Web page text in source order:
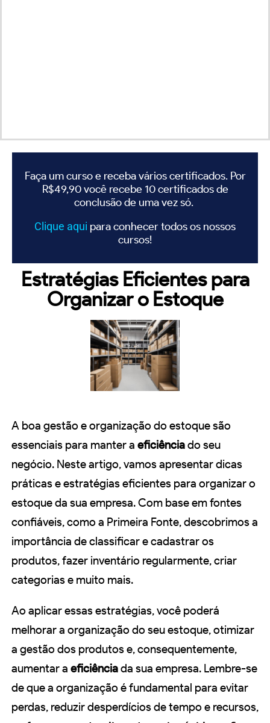
Faça um curso e receba vários certificados. Por
R$49,90 você recebe 10 certificados de
conclusão de uma vez só.
Clique aqui para conhecer todos os nossos
cursos!
Estratégias Eficientes para
Organizar o Estoque
A boa gestão e organização do estoque são
essenciais para manter a eficiênciado seu
negócio. Neste artigo, vamos apresentar dicas
práticas e estratégias eficientes para organizar o
estoque da sua empresa. Com base em fontes
confiáveis, como a Primeira Fonte, descobrimos a
importância de classificar e cadastrar os
produtos, fazer inventário regularmente, criar
categorias e muito mais.
Ao aplicar essas estratégias, você poderá
melhorar a organização do seu estoque, otimizar
a gestão dos produtos e, consequentemente,
aumentar a eficiênciada sua empresa. Lembre-se
de que a organização é fundamental para evitar
perdas, reduzir desperdícios de tempo e recursos,